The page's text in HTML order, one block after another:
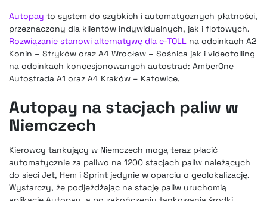
Autopay to system do szybkich i automatycznych płatności,
przeznaczony dla klientów indywidualnych, jak i flotowych.
Rozwiązanie stanowi alternatywę dla e-TOLL na odcinkach A2
Konin – Stryków oraz A4 Wrocław – Sośnica jak i videotolling
na odcinkach koncesjonowanych autostrad: AmberOne
Autostrada A1 oraz A4 Kraków – Katowice.
Autopay na stacjach paliw w
Niemczech
Kierowcy tankujący w Niemczech mogą teraz płacić
automatycznie za paliwo na 1200 stacjach paliw należących
do sieci Jet, Hem i Sprint jedynie w oparciu o geolokalizację.
Wystarczy, że podjeżdżając na stację paliw uruchomią